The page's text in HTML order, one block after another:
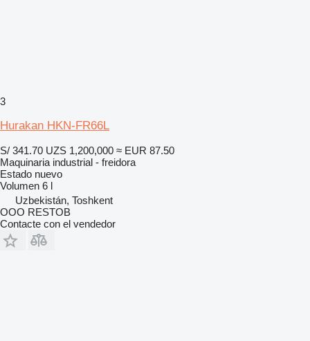
3
Hurakan HKN-FR66L
S/ 341.70 UZS 1,200,000 ≈ EUR 87.50
Maquinaria industrial - freidora
Estado nuevo
Volumen 6 l
Uzbekistán, Toshkent
OOO RESTOB
Contacte con el vendedor